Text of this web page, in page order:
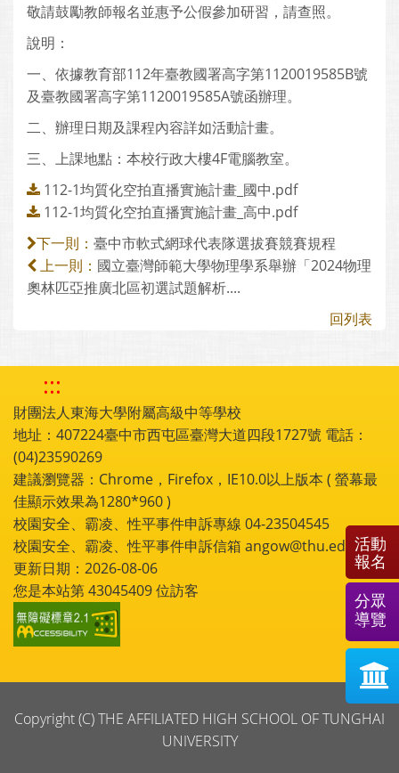
敬請鼓勵教師報名並惠予公假參加研習，請查照。
說明：
一、依據教育部112年臺教國署高字第1120019585B號
及臺教國署高字第1120019585A號函辦理。
二、辦理日期及課程內容詳如活動計畫。
三、上課地點：本校行政大樓4F電腦教室。
112-1均質化空拍直播實施計畫_國中.pdf
112-1均質化空拍直播實施計畫_高中.pdf
下一則： 臺中市軟式網球代表隊選拔賽競賽規程
上一則： 國立臺灣師範大學物理學系舉辦「2024物理
奧林匹亞推廣北區初選試題解析....
回列表
:::
財團法人東海大學附屬高級中等學校
地址：407224臺中市西屯區臺灣大道四段1727號 電話：
(04)23590269
建議瀏覽器：Chrome，Firefox，IE10.0以上版本 ( 螢幕最
佳顯示效果為1280*960 )
校園安全、霸凌、性平事件申訴專線 04-23504545
校園安全、霸凌、性平事件申訴信箱 angow@thu.edu.tw
更新日期：2026-08-06
您是本站第43045409位訪客
Copyright (C) THE AFFILIATED HIGH SCHOOL OF TUNGHAI
UNIVERSITY
活動
報名
分眾
導覽